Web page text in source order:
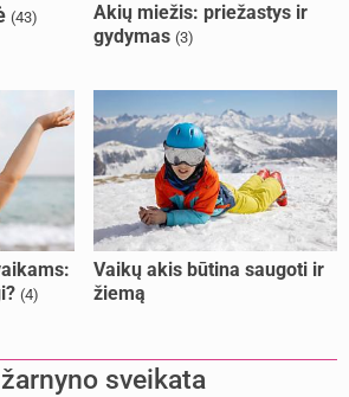
(43)
Akių miežis: priežastys ir
gydymas (3)
(4)
Vaikų akis būtina saugoti ir
žiemą
sveikata